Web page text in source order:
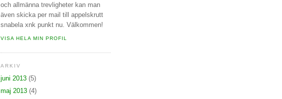
och allmänna trevligheter kan man
även skicka per mail till appelskrutt
snabela xnk punkt nu. Välkommen!
VISA HELA MIN PROFIL
ARKIV
juni 2013 (5)
maj 2013 (4)